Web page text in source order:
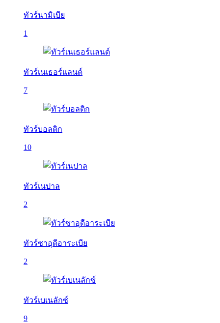
ทัวร์นามิเบีย
1
ทัวร์เนเธอร์แลนด์
7
ทัวร์บอลติก
10
ทัวร์เนปาล
2
ทัวร์ซาอุดีอาระเบีย
2
ทัวร์เบเนลักซ์
9